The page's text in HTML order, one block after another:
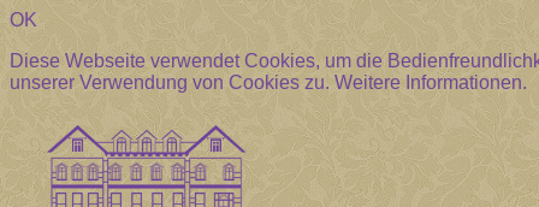
OK
Diese Webseite verwendet Cookies, um die
unserer Verwendung von Cookies zu.Weitere Informationen.